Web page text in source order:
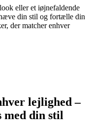
eller et iøjnefaldende
din stil og fortælle din
der matcher enhver
lejlighed –
med din stil